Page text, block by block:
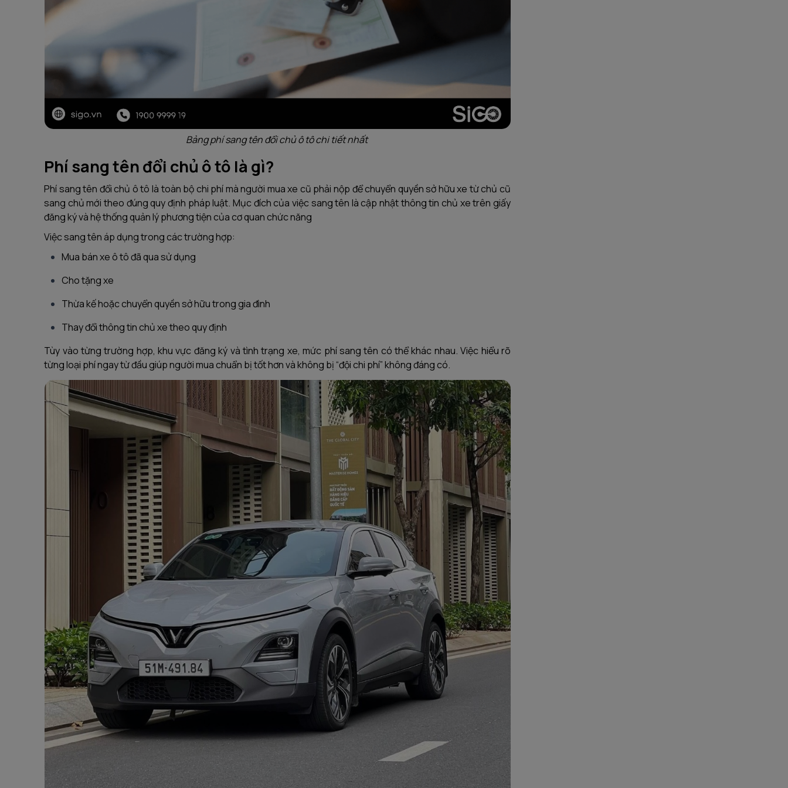
Bảng phí sang tên đổi chủ ô tô chi tiết nhất
Phí sang tên đổi chủ ô tô là gì?
Phí sang tên đổi chủ ô tô là toàn bộ chi phí mà người mua xe cũ phải nộp để chuyển quyền sở hữu xe từ chủ cũ
sang chủ mới theo đúng quy định pháp luật. Mục đích của việc sang tên là cập nhật thông tin chủ xe trên giấy
đăng ký và hệ thống quản lý phương tiện của cơ quan chức năng
Việc sang tên áp dụng trong các trường hợp:
Mua bán xe ô tô đã qua sử dụng
Cho tặng xe
Thừa kế hoặc chuyển quyền sở hữu trong gia đình
Thay đổi thông tin chủ xe theo quy định
Tùy vào từng trường hợp, khu vực đăng ký và tình trạng xe, mức phí sang tên có thể khác nhau. Việc hiểu rõ
từng loại phí ngay từ đầu giúp người mua chuẩn bị tốt hơn và không bị “đội chi phí” không đáng có.